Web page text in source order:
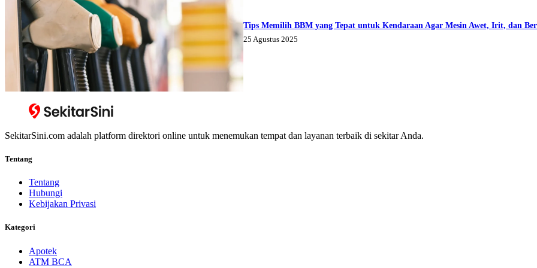
Tips Memilih BBM yang Tepat untuk Kendaraan Agar Mesin Awet, Irit, dan
25 Agustus 2025
SekitarSini.com adalah platform direktori online untuk menemukan tempat dan layanan terbaik di sekitar Anda.
Tentang
Tentang
Hubungi
Kebijakan Privasi
Kategori
Apotek
ATM BCA